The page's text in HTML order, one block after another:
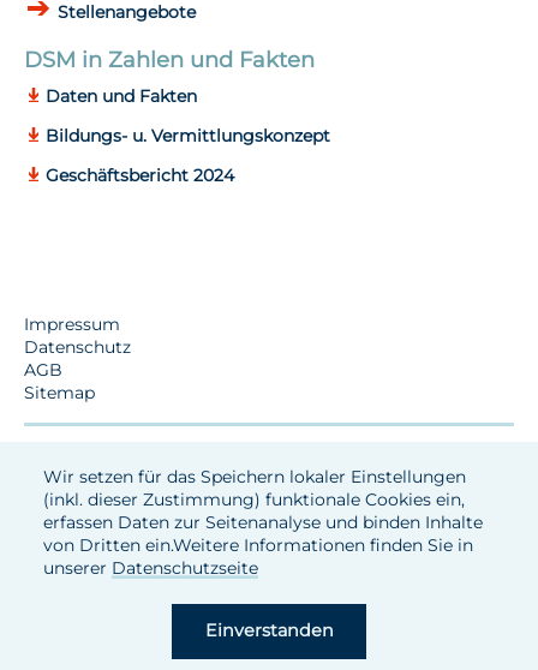
Wir setzen für das Speichern lokaler Einstellungen
(inkl. dieser Zustimmung) funktionale Cookies ein,
erfassen Daten zur Seitenanalyse und binden Inhalte
von Dritten ein.Weitere Informationen finden Sie in
unserer Datenschutzseite
Einverstanden
Stellenangebote
DSM in Zahlen und Fakten
Daten und Fakten
Bildungs- u. Vermittlungskonzept
Geschäftsbericht 2024
Impressum
Datenschutz
AGB
Sitemap